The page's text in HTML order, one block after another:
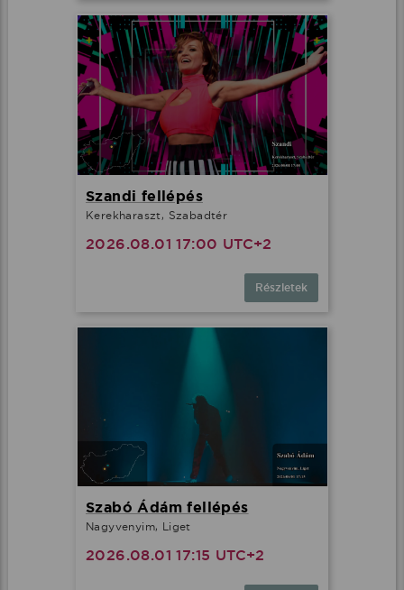
Szandi fellépés
Kerekharaszt, Szabadtér
2026.08.01 17:00 UTC+2
Részletek
Szabó Ádám fellépés
Nagyvenyim, Liget
2026.08.01 17:15 UTC+2